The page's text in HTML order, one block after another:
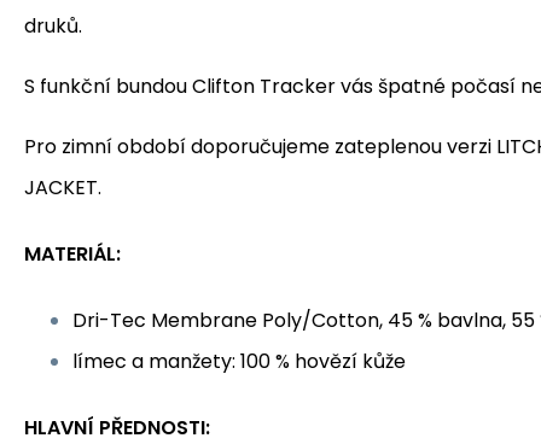
druků.
S funkční bundou Clifton Tracker vás špatné počasí
Pro zimní období doporučujeme zateplenou verzi
JACKET.
MATERIÁL:
Dri-Tec Membrane Poly/Cotton, 45 % bavlna, 55
límec a manžety: 100 % hovězí kůže
HLAVNÍ PŘEDNOSTI: